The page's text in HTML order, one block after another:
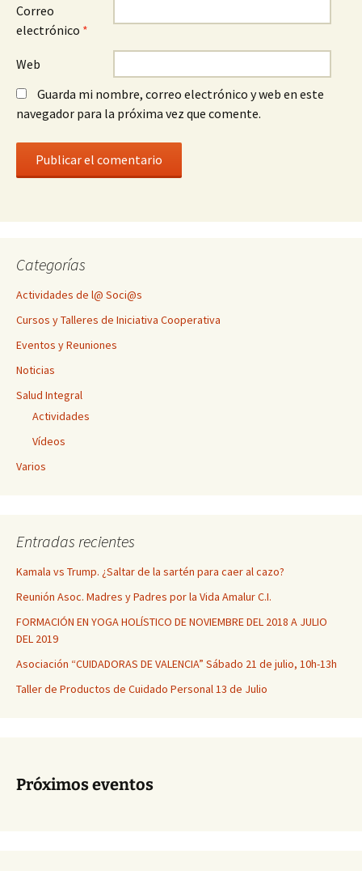
Correo
electrónico *
Web
Guarda mi nombre, correo electrónico y web en este
navegador para la próxima vez que comente.
Categorías
Actividades de l@ Soci@s
Cursos y Talleres de Iniciativa Cooperativa
Eventos y Reuniones
Noticias
Salud Integral
Actividades
Vídeos
Varios
Entradas recientes
Kamala vs Trump. ¿Saltar de la sartén para caer al cazo?
Reunión Asoc. Madres y Padres por la Vida Amalur C.I.
FORMACIÓN EN YOGA HOLÍSTICO DE NOVIEMBRE DEL 2018 A JULIO
DEL 2019
Asociación “CUIDADORAS DE VALENCIA” Sábado 21 de julio, 10h-13h
Taller de Productos de Cuidado Personal 13 de Julio
Próximos eventos